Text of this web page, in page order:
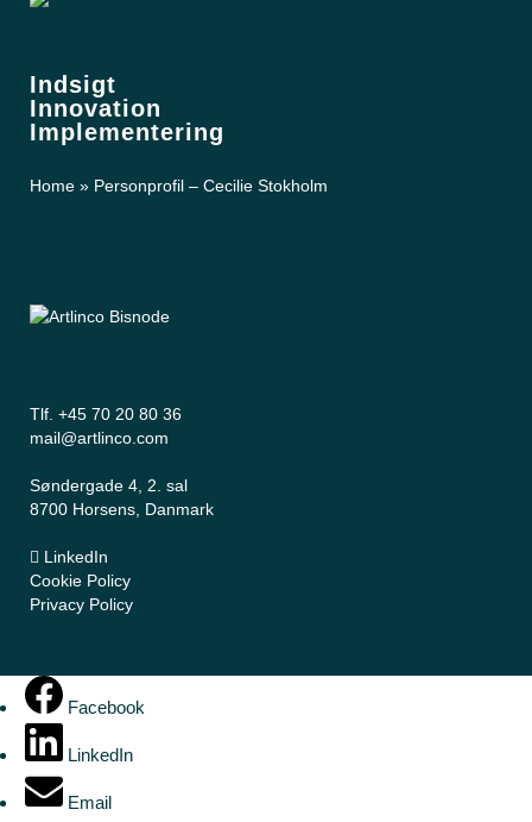
Indsigt
Innovation
Implementering
Home » Personprofil – Cecilie Stokholm
Tlf. +45 70 20 80 36
mail@artlinco.com
Søndergade 4, 2. sal
8700 Horsens, Danmark
LinkedIn
Cookie Policy
Privacy Policy
Facebook
LinkedIn
Email